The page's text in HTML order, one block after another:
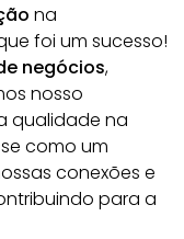
na
foi um sucesso!
negócios,
nosso
qualidade na
como um
conexões e
para a